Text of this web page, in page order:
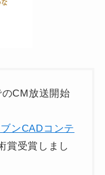
CM放送開始
ンCADコンテ
受賞しまし